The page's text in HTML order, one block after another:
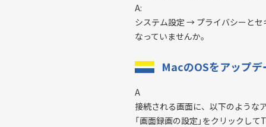
A:
システム設定 → プライバシーと
なっていませんか。
MacのOSをアップ
A
接続される画面に、以下のような
「画面録画の設定」をクリックし